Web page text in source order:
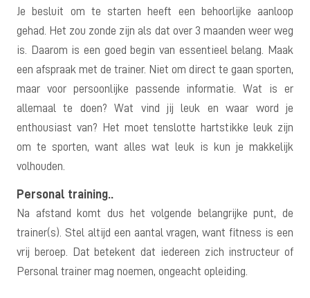
Je besluit om te starten heeft een behoorlijke aanloop
gehad. Het zou zonde zijn als dat over 3 maanden weer weg
is. Daarom is een goed begin van essentieel belang. Maak
een afspraak met de trainer. Niet om direct te gaan sporten,
maar voor persoonlijke passende informatie. Wat is er
allemaal te doen? Wat vind jij leuk en waar word je
enthousiast van? Het moet tenslotte hartstikke leuk zijn
om te sporten, want alles wat leuk is kun je makkelijk
volhouden.
Personal training..
Na afstand komt dus het volgende belangrijke punt, de
trainer(s). Stel altijd een aantal vragen, want fitness is een
vrij beroep. Dat betekent dat iedereen zich instructeur of
Personal trainer mag noemen, ongeacht opleiding.